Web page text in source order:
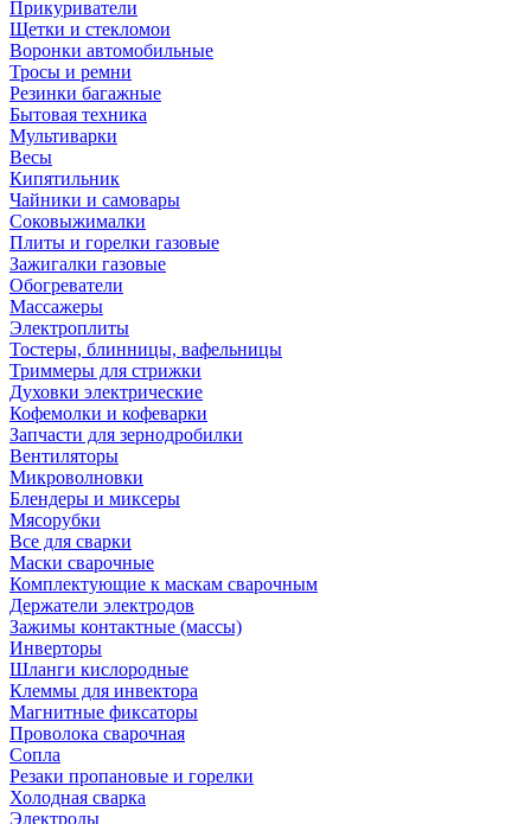
Прикуриватели
Щетки и стекломои
Воронки автомобильные
Тросы и ремни
Резинки багажные
Бытовая техника
Мультиварки
Весы
Кипятильник
Чайники и самовары
Соковыжималки
Плиты и горелки газовые
Зажигалки газовые
Обогреватели
Массажеры
Электроплиты
Тостеры, блинницы, вафельницы
Триммеры для стрижки
Духовки электрические
Кофемолки и кофеварки
Запчасти для зернодробилки
Вентиляторы
Микроволновки
Блендеры и миксеры
Мясорубки
Все для сварки
Маски сварочные
Комплектующие к маскам сварочным
Держатели электродов
Зажимы контактные (массы)
Инверторы
Шланги кислородные
Клеммы для инвектора
Магнитные фиксаторы
Проволока сварочная
Сопла
Резаки пропановые и горелки
Холодная сварка
Электроды